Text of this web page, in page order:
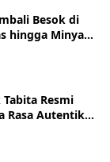
Besok di
hingga Minyak
Resmi
Rasa Autentik